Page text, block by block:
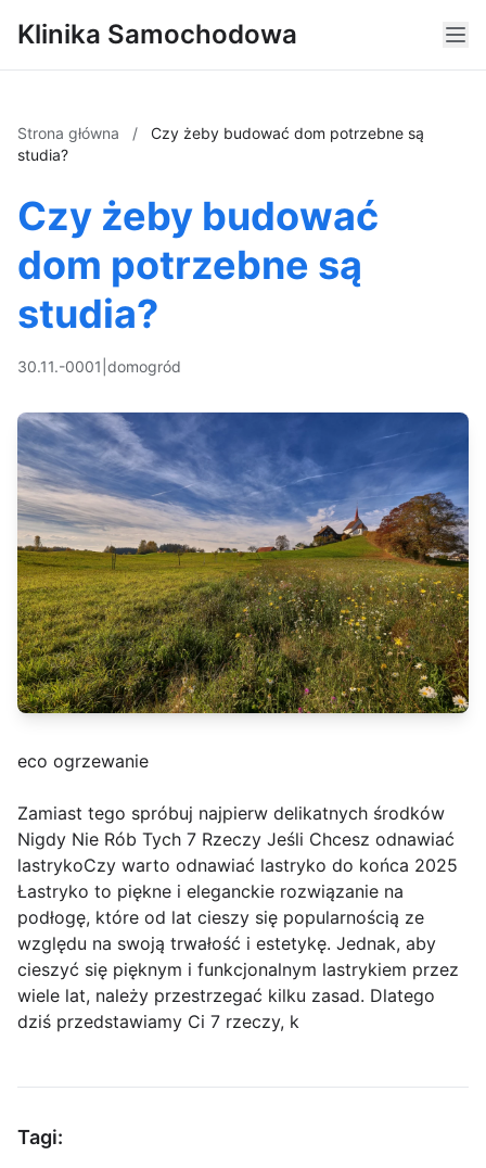
Klinika Samochodowa
Strona główna /
Czy żeby budować dom potrzebne są
studia?
Czy żeby budować
dom potrzebne są
studia?
30.11.-0001 domogród
eco ogrzewanie
Zamiast tego spróbuj najpierw delikatnych środków
Nigdy Nie Rób Tych 7 Rzeczy Jeśli Chcesz odnawiać
lastrykoCzy warto odnawiać lastryko do końca 2025
Łastryko to piękne i eleganckie rozwiązanie na
podłogę, które od lat cieszy się popularnością ze
względu na swoją trwałość i estetykę. Jednak, aby
cieszyć się pięknym i funkcjonalnym lastrykiem przez
wiele lat, należy przestrzegać kilku zasad. Dlatego
dziś przedstawiamy Ci 7 rzeczy, k
Tagi: